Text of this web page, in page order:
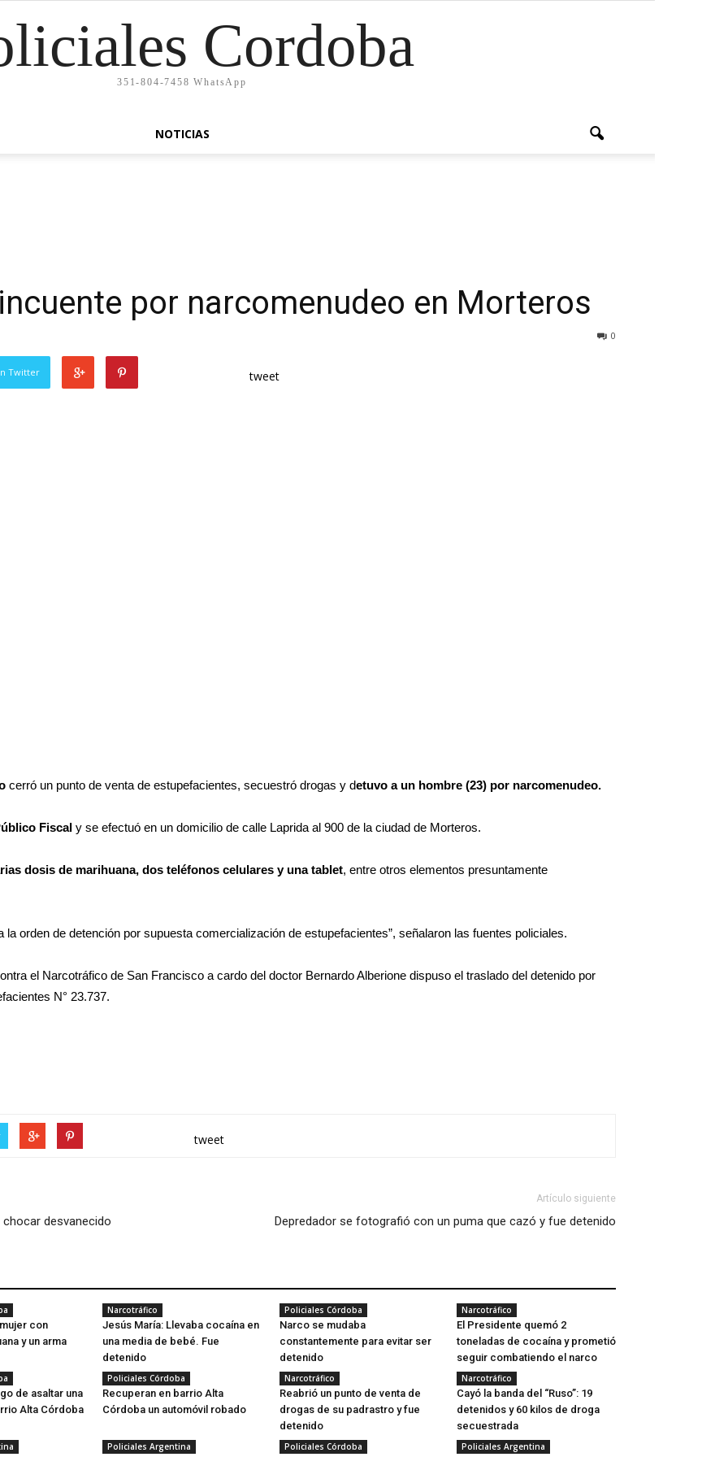
Cordoba
351-804-7458 WhatsApp
NOTICIAS
por narcomenudeo en Morteros
0
Twitter tweet
cerró un punto de venta de estupefacientes, secuestró drogas y detuvo a un hombre (23) por narcomenudeo.
Fiscal y se efectuó en un domicilio de calle Laprida al 900 de la ciudad de Morteros.
dosis de marihuana, dos teléfonos celulares y una tablet, entre otros elementos presuntamente
orden de detención por supuesta comercialización de estupefacientes”, señalaron las fuentes policiales.
el Narcotráfico de San Francisco a cardo del doctor Bernardo Alberione dispuso el traslado del detenido por
N° 23.737.
tweet
desvanecido
Artículo siguiente
Depredador se fotografió con un puma que cazó y fue detenido
con
y un arma
Narcotráfico
Jesús María: Llevaba cocaína en
una media de bebé. Fue
detenido
Policiales Córdoba
Narco se mudaba
constantemente para evitar ser
detenido
Narcotráfico
El Presidente quemó 2
toneladas de cocaína y prometió
seguir combatiendo el narco
de asaltar una
Alta Córdoba
Policiales Córdoba
Recuperan en barrio Alta
Córdoba un automóvil robado
Narcotráfico
Reabrió un punto de venta de
drogas de su padrastro y fue
detenido
Narcotráfico
Cayó la banda del “Ruso”: 19
detenidos y 60 kilos de droga
secuestrada
Policiales Argentina Policiales Córdoba Policiales Argentina